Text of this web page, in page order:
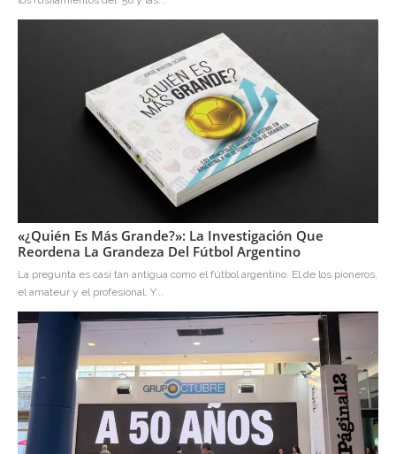
«¿Quién Es Más Grande?»: La Investigación Que
Reordena La Grandeza Del Fútbol Argentino
La pregunta es casi tan antigua como el fútbol argentino. El de los pioneros,
el amateur y el profesional. Y...